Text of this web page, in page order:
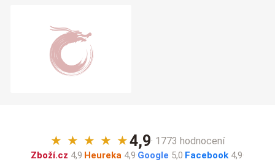
★ ★ ★ ★ ★4,9· 1773 hodnocení
Zboží.cz 4,9·Heureka 4,9·Google 5,0·Facebook 4,9·